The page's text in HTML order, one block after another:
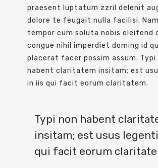
praesent luptatum zzril delenit
dolore te feugait nulla facilisi.
tempor cum soluta nobis eleifend
congue nihil imperdiet doming id
placerat facer possim assum. Typi
habent claritatem insitam; est
in iis qui facit eorum claritatem.
Typi non habent
insitam; est usus
qui facit eorum